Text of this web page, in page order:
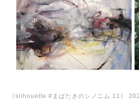
《silhouette #まばたきのシノニム 11》